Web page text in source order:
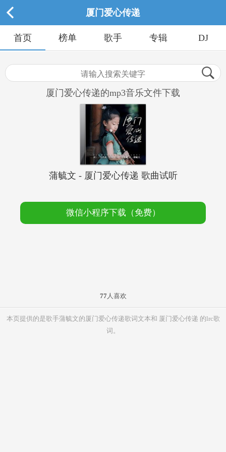
厦门爱心传递
首页 榜单 歌手 专辑 DJ
厦门爱心传递的mp3音乐文件下载
蒲毓文 - 厦门爱心传递 歌曲试听
微信小程序下载（免费）
77 人喜欢
本页提供的是歌手蒲毓文的厦门爱心传递歌词文本和 厦门爱心传递 的lrc歌
词。